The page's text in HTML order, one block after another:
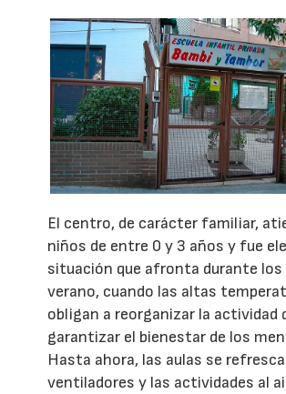
El centro, de carácter familiar,
niños de entre 0 y 3 años y fue
situación que afronta durante los
verano, cuando las altas
obligan a reorganizar la actividad
garantizar el bienestar de los
Hasta ahora, las aulas se
ventiladores y las actividades al